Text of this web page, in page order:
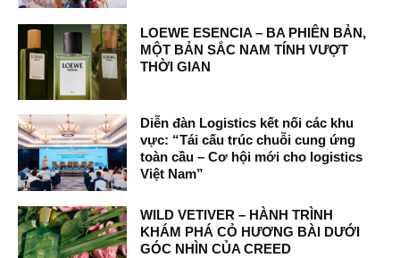
LOEWE ESENCIA – BA PHIÊN BẢN,
MỘT BẢN SẮC NAM TÍNH VƯỢT
THỜI GIAN
Diễn đàn Logistics kết nối các khu
vực: “Tái cấu trúc chuỗi cung ứng
toàn cầu – Cơ hội mới cho logistics
Việt Nam”
WILD VETIVER – HÀNH TRÌNH
KHÁM PHÁ CỎ HƯƠNG BÀI DƯỚI
GÓC NHÌN CỦA CREED